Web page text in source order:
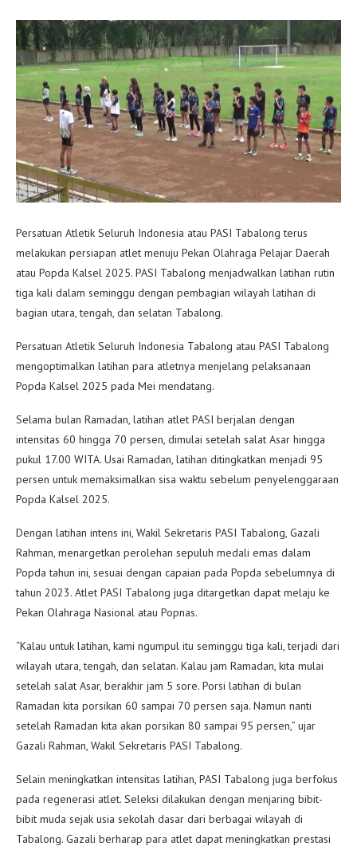
Persatuan Atletik Seluruh Indonesia atau PASI Tabalong terus
melakukan persiapan atlet menuju Pekan Olahraga Pelajar Daerah
atau Popda Kalsel 2025. PASI Tabalong menjadwalkan latihan rutin
tiga kali dalam seminggu dengan pembagian wilayah latihan di
bagian utara, tengah, dan selatan Tabalong.
Persatuan Atletik Seluruh Indonesia Tabalong atau PASI Tabalong
mengoptimalkan latihan para atletnya menjelang pelaksanaan
Popda Kalsel 2025 pada Mei mendatang.
Selama bulan Ramadan, latihan atlet PASI berjalan dengan
intensitas 60 hingga 70 persen, dimulai setelah salat Asar hingga
pukul 17.00 WITA. Usai Ramadan, latihan ditingkatkan menjadi 95
persen untuk memaksimalkan sisa waktu sebelum penyelenggaraan
Popda Kalsel 2025.
Dengan latihan intens ini, Wakil Sekretaris PASI Tabalong, Gazali
Rahman, menargetkan perolehan sepuluh medali emas dalam
Popda tahun ini, sesuai dengan capaian pada Popda sebelumnya di
tahun 2023. Atlet PASI Tabalong juga ditargetkan dapat melaju ke
Pekan Olahraga Nasional atau Popnas.
“Kalau untuk latihan, kami ngumpul itu seminggu tiga kali, terjadi dari
wilayah utara, tengah, dan selatan. Kalau jam Ramadan, kita mulai
setelah salat Asar, berakhir jam 5 sore. Porsi latihan di bulan
Ramadan kita porsikan 60 sampai 70 persen saja. Namun nanti
setelah Ramadan kita akan porsikan 80 sampai 95 persen,” ujar
Gazali Rahman, Wakil Sekretaris PASI Tabalong.
Selain meningkatkan intensitas latihan, PASI Tabalong juga berfokus
pada regenerasi atlet. Seleksi dilakukan dengan menjaring bibit-
bibit muda sejak usia sekolah dasar dari berbagai wilayah di
Tabalong. Gazali berharap para atlet dapat meningkatkan prestasi